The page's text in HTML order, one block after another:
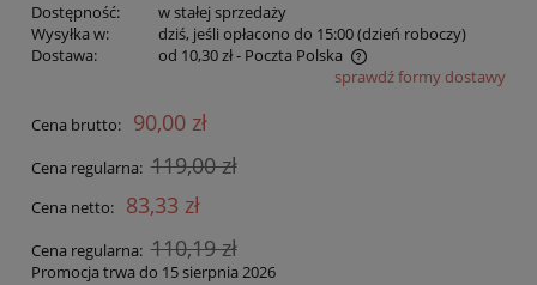
Dostępność:
w stałej sprzedaży
Wysyłka w:
dziś, jeśli opłacono do 15:00 (dzień roboczy)
Dostawa:
od 10,30 zł- Poczta Polska
Cena nie zawiera ewentualnych kosztów płatnościsprawdź formy dostawy
Cena brutto: 90,00 zł
Cena regularna: 119,00 zł
Cena netto: 83,33 zł
Cena regularna: 110,19 zł
Promocja trwa do 15 sierpnia 2026